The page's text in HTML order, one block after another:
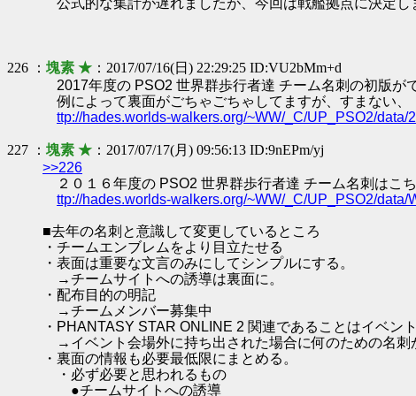
公式的な集計が遅れましたが、今回は戦艦拠点に決定し
226 ： 塊素 ★ ：2017/07/16(日) 22:29:25 ID:VU2bMm+d
2017年度の PSO2 世界群歩行者達 チーム名刺の初版が
例によって裏面がごちゃごちゃしてますが、すまない、
ttp://hades.worlds-walkers.org/~WW/_C/UP_PSO2/data/
227 ： 塊素 ★ ：2017/07/17(月) 09:56:13 ID:9nEPm/yj
>>226
２０１６年度の PSO2 世界群歩行者達 チーム名刺はこち
ttp://hades.worlds-walkers.org/~WW/_C/UP_PSO2/
■去年の名刺と意識して変更しているところ
・チームエンブレムをより目立たせる
・表面は重要な文言のみにしてシンプルにする。
→チームサイトへの誘導は裏面に。
・配布目的の明記
→チームメンバー募集中
・PHANTASY STAR ONLINE 2 関連であることはイベン
→イベント会場外に持ち出された場合に何のための名刺
・裏面の情報も必要最低限にまとめる。
・必ず必要と思われるもの
●チームサイトへの誘導